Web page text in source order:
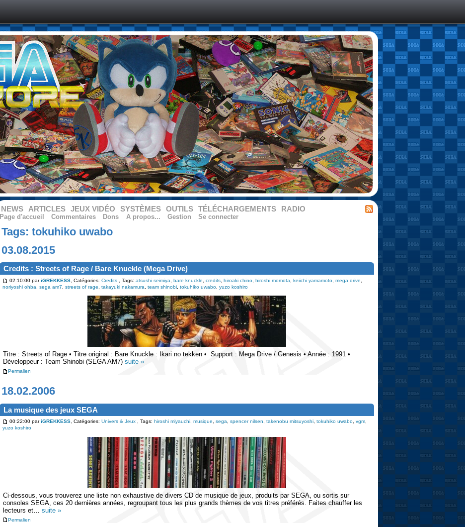
NEWS ARTICLES JEUX VIDÉO SYSTÈMES OUTILS TÉLÉCHARGEMENTS RADIO
Page d'accueil Commentaires Dons A propos... Gestion Se connecter
Tags: tokuhiko uwabo
03.08.2015
Credits : Streets of Rage / Bare Knuckle (Mega Drive)
02:10:00 pariGREKKESS, Catégories: Credits, Tags: atsushi seimiya bare knuckle credits, hiroaki chino, hiroshi momota keiichi yamamoto, mega drive
noriyoshi ohba
sega am7 streets of rage takayuki nakamura team shinobi, tokuhiko uwabo, yuzo koshiro
Titre : Streets of Rage • Titre original : Bare Knuckle : Ikari no tekken • Support : Mega Drive / Genesis • Année : 1991 •
Développeur : Team Shinobi (SEGA AM7)suite »
Permalien
18.02.2006
La musique des jeux SEGA
00:22:00 pariGREKKESS, Catégories: Univers & Jeux, Tags: hiroshi miyauchi, musique, sega, spencer nilsen, takenobu mitsuyoshi, tokuhiko uwabo, vgm,
yuzo koshiro
Ci-dessous, vous trouverez une liste non exhaustive de divers CD de musique de jeux, produits par SEGA, ou sortis sur
consoles SEGA, ces 20 dernières années, regroupant tous les plus grands thèmes de vos titres préférés. Faites chauffer les
lecteurs et…suite »
Permalien